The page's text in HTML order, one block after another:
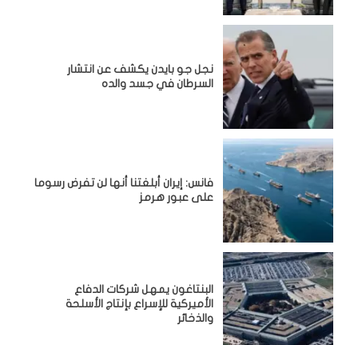
نجل جو بايدن يكشف عن انتشار
السرطان في جسد والده
فانس: إيران أبلغتنا أنها لن تفرض رسوما
على عبور هرمز
البنتاغون يمهل شركات الدفاع
الأميركية للإسراع بإنتاج الأسلحة
والذخائر